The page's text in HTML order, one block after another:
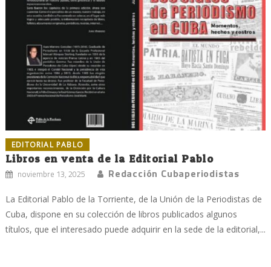
EDITORIAL PABLO
Libros en venta de la Editorial Pablo
noviembre 13, 2025 Redacción Cubaperiodistas
La Editorial Pablo de la Torriente, de la Unión de la Periodistas de
Cuba, dispone en su colección de libros publicados algunos
títulos, que el interesado puede adquirir en la sede de la editorial,...